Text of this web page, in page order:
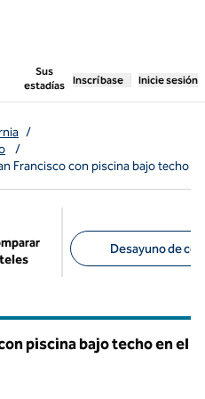
Sus
estadías
, abre una pestaña
Inscríbase Inicie sesión
/
/
Francisco con piscina bajo techo
Desayuno de
piscina bajo techo en el